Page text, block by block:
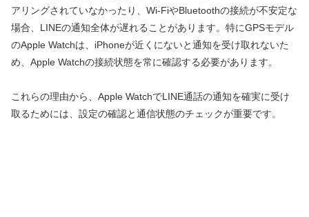
アリングされていなかったり、Wi-FiやBluetoothの接続が不安定な
場合、LINEの通知全体が遅れることがあります。特にGPSモデル
のApple Watchは、iPhoneが近くにないと通知を受け取れないた
め、Apple Watchの接続状態を常に確認する必要があります。
これらの理由から、Apple WatchでLINE通話の通知を確実に受け
取るためには、設定の確認と通信状態のチェックが重要です。